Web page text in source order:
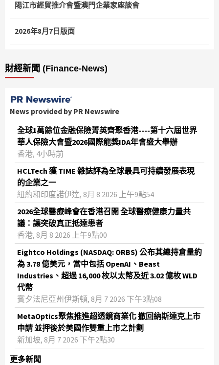
陽江市經貿推介會暨澳門企業家座談會
2026年8月7日版面
財經新聞 (Finance-News)
News provided by PR Newswire
全球1萬餘位金融保險菁英齊聚香港----第十六屆世界
華人保險大會暨2026國際龍獎IDA年會盛大舉辦
香港, 4小時前
HCLTech 獲 TIME 雜誌評為全球最具可持續發展表現
的企業之一
紐約和印度諾伊達, 8月 8 2026 上午9點54
2026全球醫療峰會在香港召開 全球醫療健康力量共
議：讓突破真正抵達患者
香港, 8月 8 2026 上午9點00
Eightco Holdings (NASDAQ: ORBS) 公布其總持倉量約
為 3.78 億美元，當中包括 OpenAI、Beast
Industries、超過 16,000 枚以太幣及近 3.02 億枚 WLD
代幣
賓夕法尼亞州伊斯頓, 8月 7 2026 下午3點08
MetaOptics聚焦推進超透鏡商業化 撤回納斯達克上市
申請 並押後於美國作雙重上市之計劃
新加坡, 8月 7 2026 下午2點30
更多新聞